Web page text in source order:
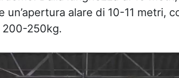
un’apertura alare di 10-11 metri,
200-250kg.